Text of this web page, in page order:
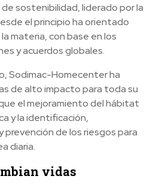
sostenibilidad, liderado por la
el principio ha orientado
materia, con base en los
y acuerdos globales.
Sodimac-Homecenter ha
de alto impacto para toda su
el mejoramiento del hábitat
y la identificación,
de los riesgos para
diaria.
vidas